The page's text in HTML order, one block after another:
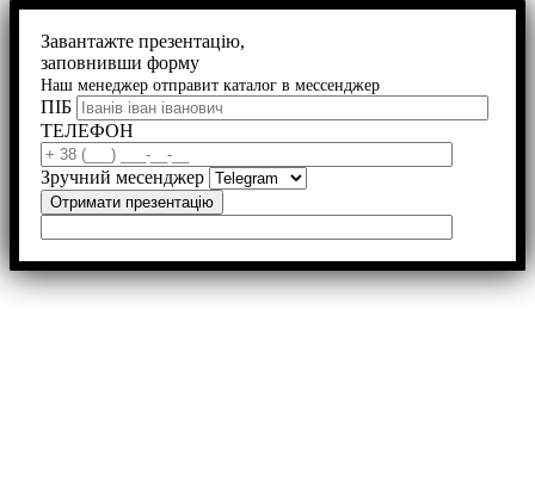
Завантажте презентацію,
заповнивши форму
Наш менеджер отправит каталог в мессенджер
ПІБ
ТЕЛЕФОН
Зручний месенджер